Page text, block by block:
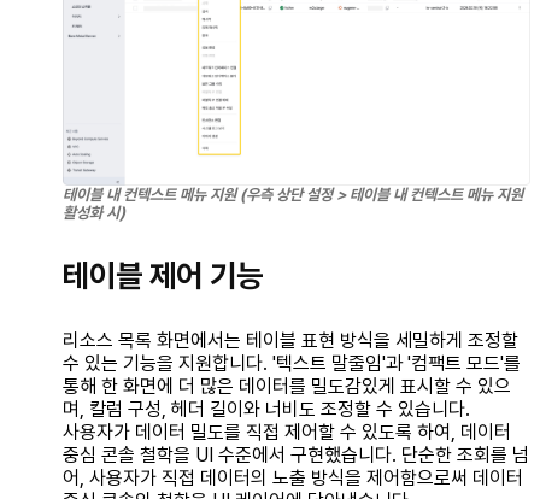
테이블 내 컨텍스트 메뉴 지원 (우측 상단 설정 > 테이블 내 컨텍스트 메뉴 지원
활성화 시)
테이블 제어 기능
리소스 목록 화면에서는 테이블 표현 방식을 세밀하게 조정할
수 있는 기능을 지원합니다. '텍스트 말줄임'과 '컴팩트 모드'를
통해 한 화면에 더 많은 데이터를 밀도감있게 표시할 수 있으
며, 칼럼 구성, 헤더 길이와 너비도 조정할 수 있습니다.
사용자가 데이터 밀도를 직접 제어할 수 있도록 하여, 데이터
중심 콘솔 철학을 UI 수준에서 구현했습니다. 단순한 조회를 넘
어, 사용자가 직접 데이터의 노출 방식을 제어함으로써 데이터